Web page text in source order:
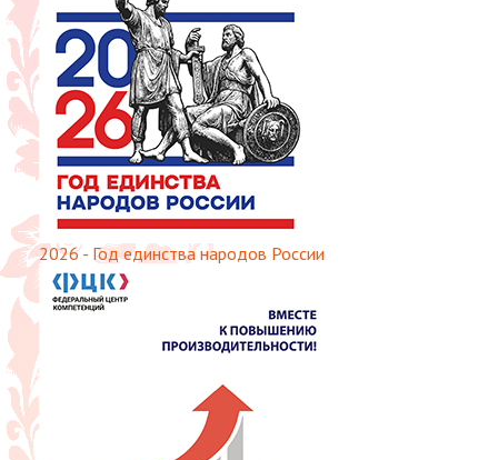
2026 - Год единства народов России